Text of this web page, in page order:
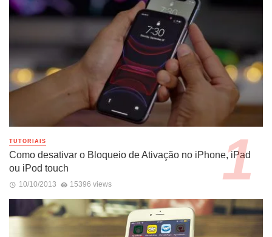
TUTORIAIS
Como desativar o Bloqueio de Ativação no iPhone, iPad
ou iPod touch
10/10/2013 15396 views